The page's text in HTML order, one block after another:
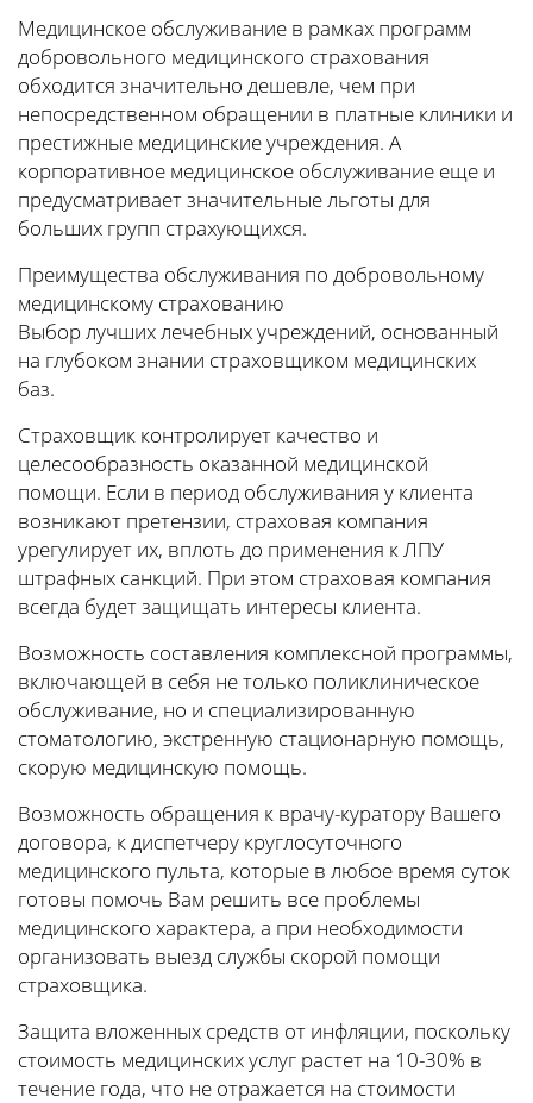
Медицинское обслуживание в рамках программ
добровольного медицинского страхования
обходится значительно дешевле, чем при
непосредственном обращении в платные клиники и
престижные медицинские учреждения. А
корпоративное медицинское обслуживание еще и
предусматривает значительные льготы для
больших групп страхующихся.
Преимущества обслуживания по добровольному
медицинскому страхованию
Выбор лучших лечебных учреждений, основанный
на глубоком знании страховщиком медицинских
баз.
Страховщик контролирует качество и
целесообразность оказанной медицинской
помощи. Если в период обслуживания у клиента
возникают претензии, страховая компания
урегулирует их, вплоть до применения к ЛПУ
штрафных санкций. При этом страховая компания
всегда будет защищать интересы клиента.
Возможность составления комплексной программы,
включающей в себя не только поликлиническое
обслуживание, но и специализированную
стоматологию, экстренную стационарную помощь,
скорую медицинскую помощь.
Возможность обращения к врачу-куратору Вашего
договора, к диспетчеру круглосуточного
медицинского пульта, которые в любое время суток
готовы помочь Вам решить все проблемы
медицинского характера, а при необходимости
организовать выезд службы скорой помощи
страховщика.
Защита вложенных средств от инфляции, поскольку
стоимость медицинских услуг растет на 10-30% в
течение года, что не отражается на стоимости